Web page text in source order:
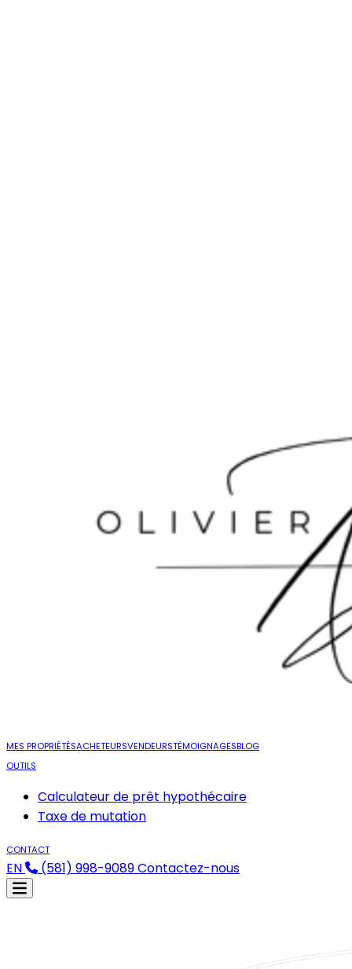
MES PROPRIÉTÉSACHETEURSVENDEURSTÉMOIGNAGESBLOG
OUTILS
Calculateur de prêt hypothécaire
Taxe de mutation
CONTACT
EN (581) 998-9089Contactez-nous